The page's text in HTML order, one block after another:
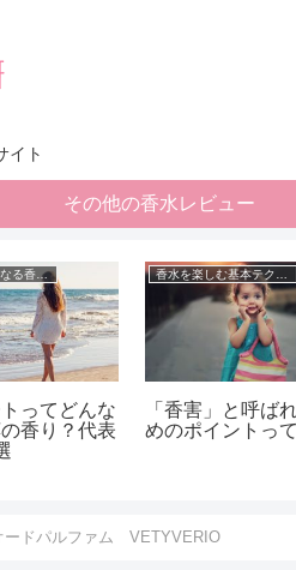
イト
その他の香水レビュー
香調（ベースとなる香りの種類）
ってどんな
香り？代表
「香害」と呼ば
めのポイントっ
ドパルファム VETYVERIO